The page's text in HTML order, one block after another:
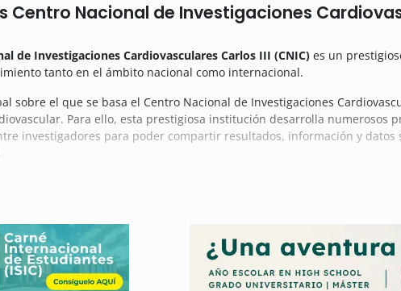
Centro Nacional de Investigaciones
de Investigaciones Cardiovasculares Carlos III (CNIC) es un
tanto en el ámbito nacional como internacional.
sobre el que se basa el Centro Nacional de Investigaciones
Para ello, esta prestigiosa institución desarrolla numerosos
investigadores para poder compartir resultados, información y
el Centro Nacional de Investigaciones Cardiovasculares
las tareas de investigación y formación, el Centro Nacional de
de 400 personas entre las que destacan los investigadores que han
periódica.